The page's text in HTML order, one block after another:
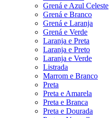
Grená e Azul Celeste
Grená e Branco
Grená e Laranja
Grená e Verde
Laranja e Preta
Laranja e Preto
Laranja e Verde
Listrada
Marrom e Branco
Preta
Preta e Amarela
Preta e Branca
Preta e Dourada